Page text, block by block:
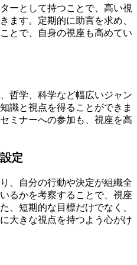
ーとして持つことで、高い視
ます。定期的に助言を求め、
とで、自身の視座も高めてい
哲学、科学など幅広いジャン
識と視点を得ることができま
ミナーへの参加も、視座を高
定
、自分の行動や決定が組織全
るかを考察することで、視座
、短期的な目標だけでなく、
大きな視点を持つよう心がけ